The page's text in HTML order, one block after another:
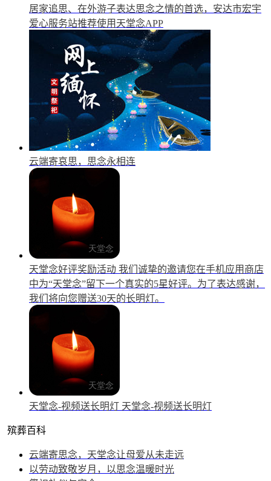
居家追思、在外游子表达思念之情的首选，安达市宏宇
爱心服务站推荐使用天堂念APP
云端寄哀思，思念永相连
天堂念好评奖励活动 我们诚挚的邀请您在手机应用商店
中为“天堂念”留下一个真实的5星好评。为了表达感谢，
我们将向您赠送30天的长明灯。
天堂念-视频送长明灯 天堂念-视频送长明灯
殡葬百科
云端寄思念，天堂念让母爱从未走远
以劳动致敬岁月，以思念温暖时光